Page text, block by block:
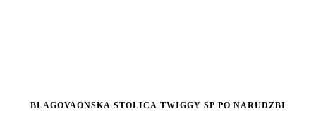
BLAGOVAONSKA STOLICA TWIGGY SP PO NARUDŽBI